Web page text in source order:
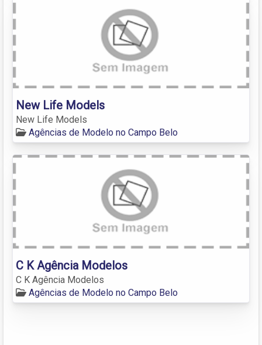
New Life Models
New Life Models
Agências de Modelo no Campo Belo
C K Agência Modelos
C K Agência Modelos
Agências de Modelo no Campo Belo